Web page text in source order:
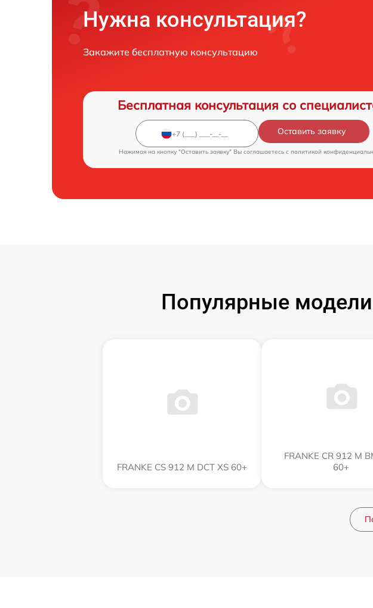
Нужна консультация?
Закажите бесплатную консультацию
Бесплатная консультация со
Оставить заявку
Нажимая на кнопку "Оставить заявку" Вы соглашаетесь c политикой
Популярные
FRANKE CS 912 M DCT XS 60+
FRANKE CR 912 M
60+